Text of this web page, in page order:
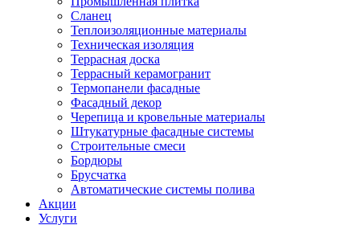
Сланец
Теплоизоляционные материалы
Техническая изоляция
Террасная доска
Террасный керамогранит
Термопанели фасадные
Фасадный декор
Черепица и кровельные материалы
Штукатурные фасадные системы
Строительные смеси
Бордюры
Брусчатка
Автоматические системы полива
Акции
Услуги